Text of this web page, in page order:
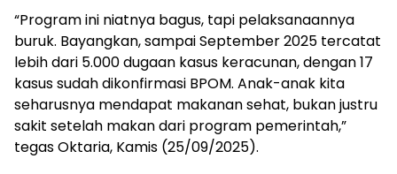
“Program ini niatnya bagus, tapi pelaksanaannya
buruk. Bayangkan, sampai September 2025 tercatat
lebih dari 5.000 dugaan kasus keracunan, dengan 17
kasus sudah dikonfirmasi BPOM. Anak-anak kita
seharusnya mendapat makanan sehat, bukan justru
sakit setelah makan dari program pemerintah,”
tegas Oktaria, Kamis (25/09/2025).